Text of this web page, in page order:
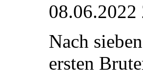
08.06.2022
Nach
ersten